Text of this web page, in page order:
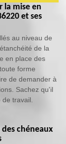
la mise en
et ses
au niveau de
de la
en place des
forme
de demander à
Sachez qu'il
travail.
chéneaux